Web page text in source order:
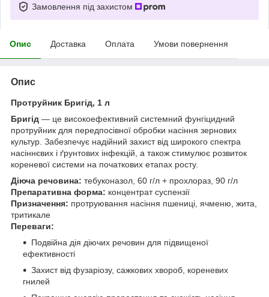
Замовлення під захистом
Опис Доставка Оплата Умови повернення
Опис
Протруйник Бригід, 1 л
Бригід — це високоефективний системний фунгіцидний
протруйник для передпосівної обробки насіння зернових
культур. Забезпечує надійний захист від широкого спектра
насіннєвих і ґрунтових інфекцій, а також стимулює розвиток
кореневої системи на початкових етапах росту.
Діюча речовина: тебуконазол, 60 г/л + прохлораз, 90 г/л
Препаративна форма: концентрат суспензії
Призначення: протруювання насіння пшениці, ячменю, жита,
тритикале
Переваги:
Подвійна дія діючих речовин для підвищеної
ефективності
Захист від фузаріозу, сажкових хвороб, кореневих
гнилей